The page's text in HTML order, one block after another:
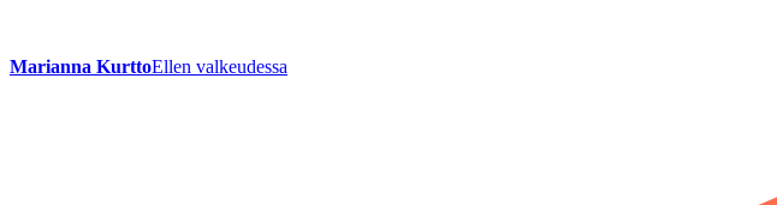
Marianna KurttoEllen valkeudessa